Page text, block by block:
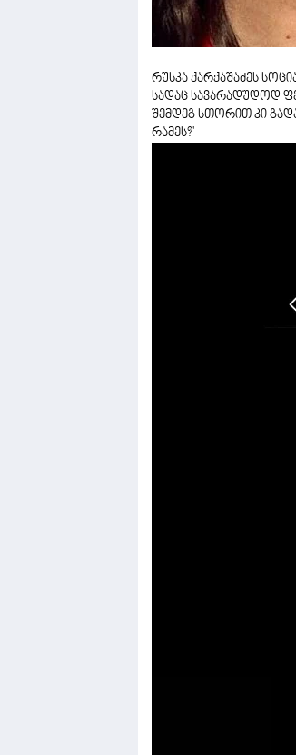
რუსკა ქარქაშაძეს
სადაც სავარადუდოდ
შემდეგ სთორით კი
რამეს?'